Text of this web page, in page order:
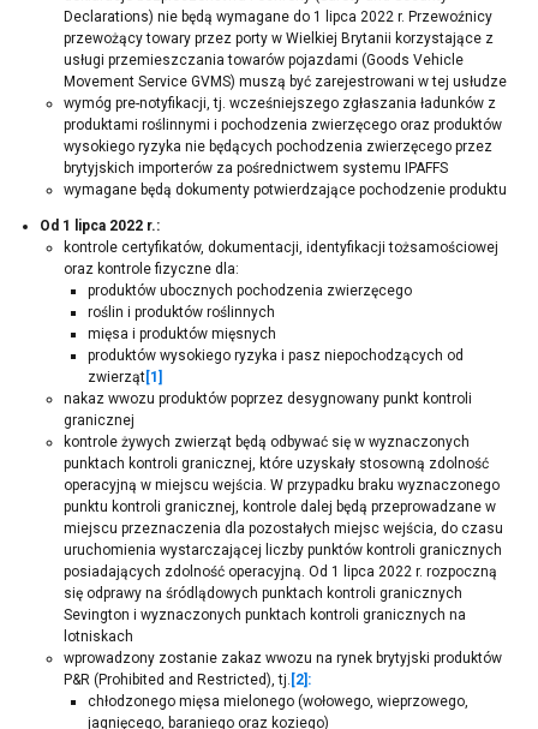
Declarations) nie będą wymagane do 1 lipca 2022 r. Przewoźnicy
przewożący towary przez porty w Wielkiej Brytanii korzystające z
usługi przemieszczania towarów pojazdami (Goods Vehicle
Movement Service GVMS) muszą być zarejestrowani w tej usłudze
wymóg pre-notyfikacji, tj. wcześniejszego zgłaszania ładunków z
produktami roślinnymi i pochodzenia zwierzęcego oraz produktów
wysokiego ryzyka nie będących pochodzenia zwierzęcego przez
brytyjskich importerów za pośrednictwem systemu IPAFFS
wymagane będą dokumenty potwierdzające pochodzenie produktu
Od 1 lipca 2022 r.:
kontrole certyfikatów, dokumentacji, identyfikacji tożsamościowej
oraz kontrole fizyczne dla:
produktów ubocznych pochodzenia zwierzęcego
roślin i produktów roślinnych
mięsa i produktów mięsnych
produktów wysokiego ryzyka i pasz niepochodzących od
zwierząt[1]
nakaz wwozu produktów poprzez desygnowany punkt kontroli
granicznej
kontrole żywych zwierząt będą odbywać się w wyznaczonych
punktach kontroli granicznej, które uzyskały stosowną zdolność
operacyjną w miejscu wejścia. W przypadku braku wyznaczonego
punktu kontroli granicznej, kontrole dalej będą przeprowadzane w
miejscu przeznaczenia dla pozostałych miejsc wejścia, do czasu
uruchomienia wystarczającej liczby punktów kontroli granicznych
posiadających zdolność operacyjną. Od 1 lipca 2022 r. rozpoczną
się odprawy na śródlądowych punktach kontroli granicznych
Sevington i wyznaczonych punktach kontroli granicznych na
lotniskach
wprowadzony zostanie zakaz wwozu na rynek brytyjski produktów
P&R (Prohibited and Restricted), tj. [2]:
chłodzonego mięsa mielonego (wołowego, wieprzowego,
jagnięcego, baraniego oraz koziego)